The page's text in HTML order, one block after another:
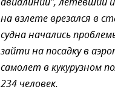
на взлете врезался в
судна начались
зайти на посадку в
самолет в кукурузном
234 человек.